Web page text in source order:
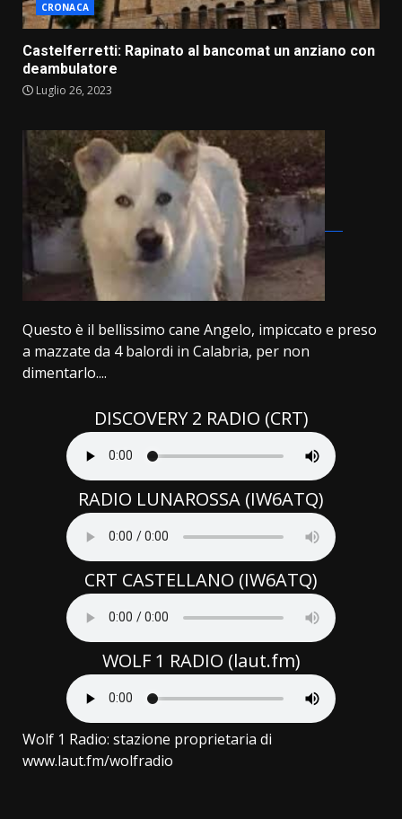
CRONACA
Castelferretti: Rapinato al bancomat un anziano con
deambulatore
Luglio 26, 2023
Questo è il bellissimo cane Angelo, impiccato e preso
a mazzate da 4 balordi in Calabria, per non
dimentarlo....
DISCOVERY 2 RADIO (CRT)
RADIO LUNAROSSA (IW6ATQ)
CRT CASTELLANO (IW6ATQ)
WOLF 1 RADIO (laut.fm)
Wolf 1 Radio: stazione proprietaria di
www.laut.fm/wolfradio